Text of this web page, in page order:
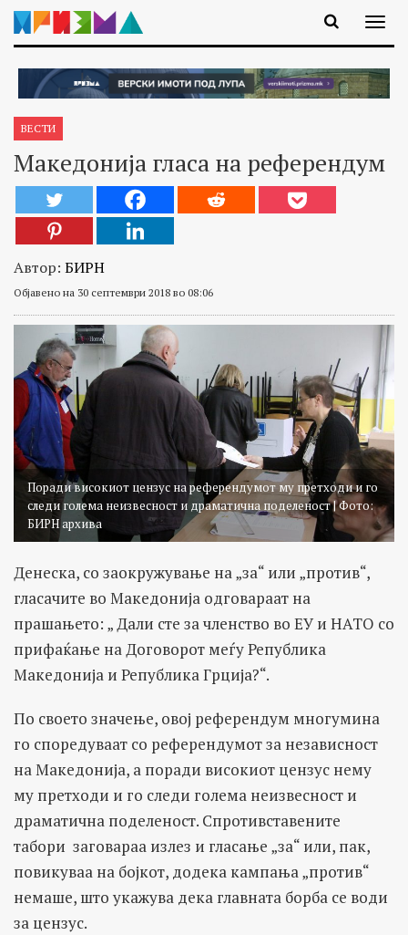
ВЕСТИ
Македонија гласа на референдум
Автор: БИРН
Објавено на 30 септември 2018 во 08:06
Поради високиот цензус на референдумот му претходи и го
следи голема неизвесност и драматична поделеност | Фото:
БИРН архива
Денеска, со заокружување на „за“ или „против“,
гласачите во Македонија одговараат на
прашањето: „ Дали сте за членство во ЕУ и НАТО со
прифаќање на Договорот меѓу Република
Македонија и Република Грција?“.
По своето значење, овој референдум многумина
го споредуваат со референдумот за независност
на Македонија, а поради високиот цензус нему
му претходи и го следи голема неизвесност и
драматична поделеност. Спротивставените
табори заговараа излез и гласање „за“ или, пак,
повикуваа на бојкот, додека кампања „против“
немаше, што укажува дека главната борба се води
за цензус.